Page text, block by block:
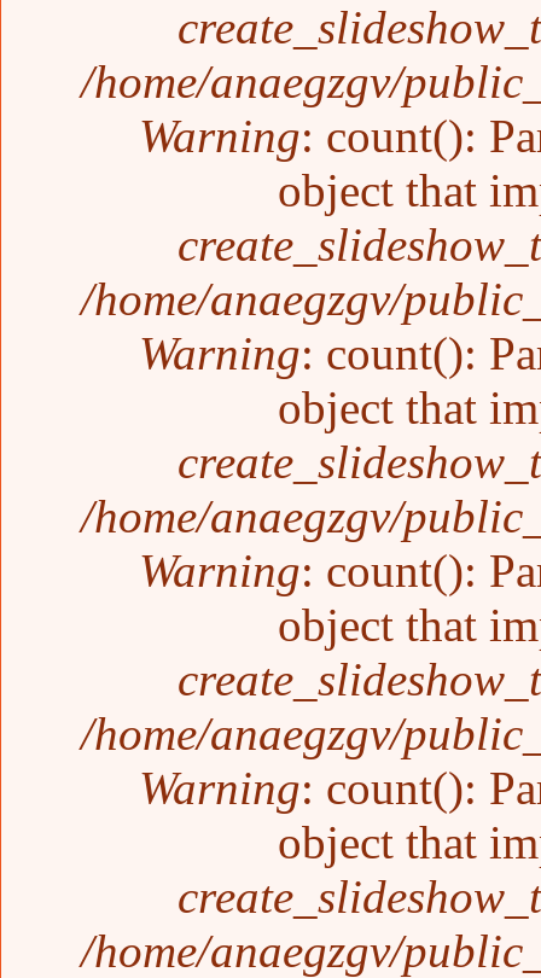
/home/anaegzgv/
Warning: count():
object that
/home/anaegzgv/
Warning: count():
object that
/home/anaegzgv/
Warning: count():
object that
/home/anaegzgv/
Warning: count():
object that
/home/anaegzgv/